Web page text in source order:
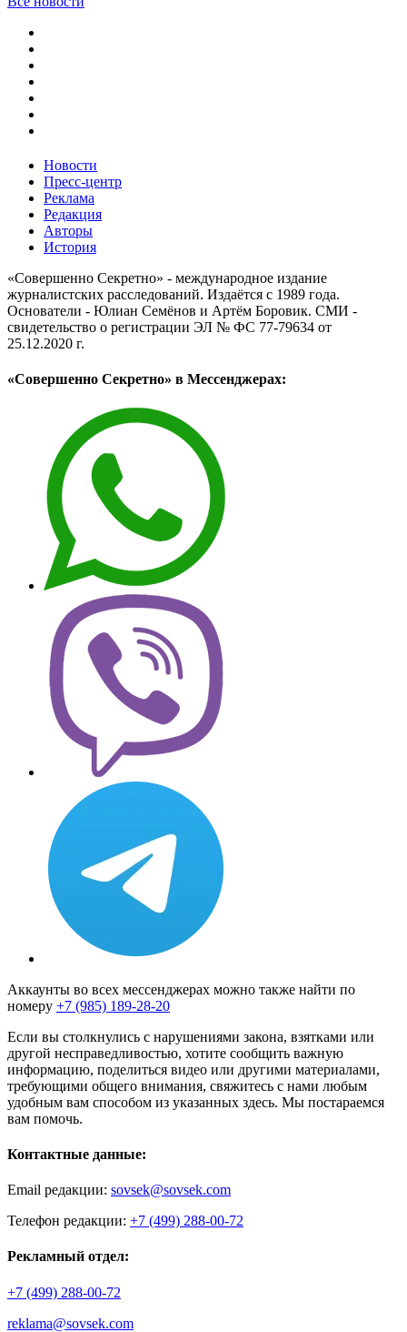
Новости
Пресс-центр
Реклама
Редакция
Авторы
История
«Совершенно Секретно» - международное издание
журналистских расследований. Издаётся с 1989 года.
Основатели - Юлиан Семёнов и Артём Боровик. CМИ -
свидетельство о регистрации ЭЛ № ФС 77-79634 от
25.12.2020 г.
«Совершенно Секретно» в Мессенджерах:
Аккаунты во всех мессенджерах можно также найти по
номеру +7 (985) 189-28-20
Если вы столкнулись с нарушениями закона, взятками или
другой несправедливостью, хотите сообщить важную
информацию, поделиться видео или другими материалами,
требующими общего внимания, свяжитесь с нами любым
удобным вам способом из указанных здесь. Мы постараемся
вам помочь.
Контактные данные:
Email редакции: sovsek@sovsek.com
Телефон редакции: +7 (499) 288-00-72
Рекламный отдел:
+7 (499) 288-00-72
reklama@sovsek.com